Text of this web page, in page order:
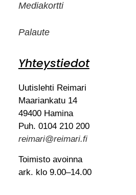
Mediakortti
Palaute
Yhteystiedot
Uutislehti Reimari
Maariankatu 14
49400 Hamina
Puh. 0104 210 200
reimari@reimari.fi
Toimisto avoinna
ark. klo 9.00–14.00